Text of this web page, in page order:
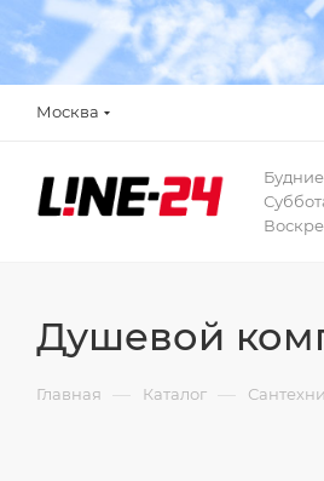
Москва
Душевой
Главная — Каталог —